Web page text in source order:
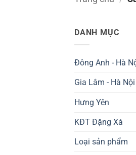
DANH MỤC
Đông Anh - Hà
Gia Lâm - Hà Nội
Hưng Yên
KĐT Đặng Xá
Loại sản phẩm